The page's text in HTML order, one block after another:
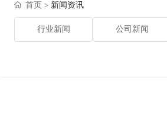
首页 新闻资讯
行业新闻 公司新闻